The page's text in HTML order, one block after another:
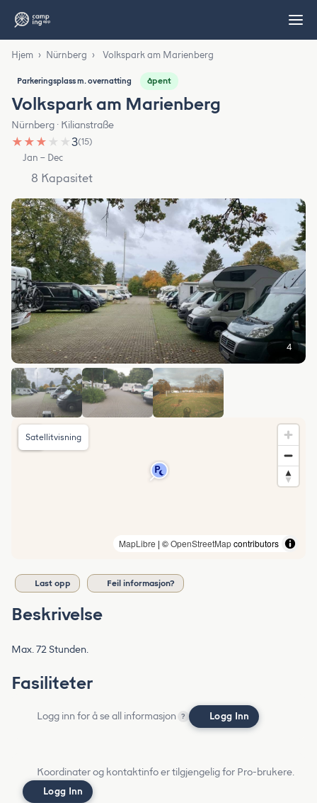
Hjem › Nürnberg › Volkspark am Marienberg
Parkeringsplass m. overnatting åpent
Volkspark am Marienberg
Nürnberg · Kilianstraße
★ ★ ★ ★ ★3(15)
Jan – Dec
8 Kapasitet
4
MapLibre | ©OpenStreetMapcontributors
Satellitvisning
Last opp Feil informasjon?
Beskrivelse
Max. 72 Stunden.
Fasiliteter
Logg inn for å se all informasjon ? Logg Inn
Koordinater og kontaktinfo er tilgjengelig for Pro-brukere.
Logg Inn